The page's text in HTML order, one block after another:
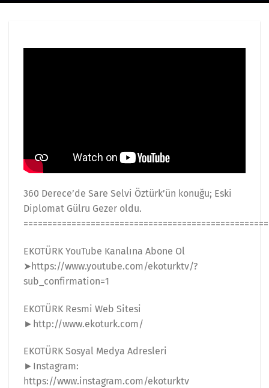
360 Derece’de Sare Selvi Öztürk’ün konuğu; Eski
Diplomat Gülru Gezer oldu.
EKOTÜRK YouTube Kanalına Abone Ol
➤https://www.youtube.com/ekoturktv/?
sub_confirmation=1
EKOTÜRK Resmi Web Sitesi
►http://www.ekoturk.com/
EKOTÜRK Sosyal Medya Adresleri
►Instagram:
https://www.instagram.com/ekoturktv